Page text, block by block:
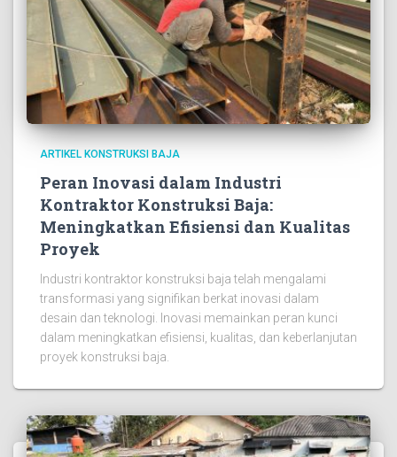
ARTIKEL KONSTRUKSI BAJA
Peran Inovasi dalam Industri
Kontraktor Konstruksi Baja:
Meningkatkan Efisiensi dan Kualitas
Proyek
Industri kontraktor konstruksi baja telah mengalami
transformasi yang signifikan berkat inovasi dalam
desain dan teknologi. Inovasi memainkan peran kunci
dalam meningkatkan efisiensi, kualitas, dan keberlanjutan
proyek konstruksi baja.